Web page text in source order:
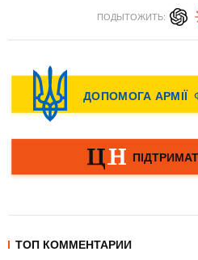
ПОДЫТОЖИТЬ:
ТОП КОММЕНТАРИИ